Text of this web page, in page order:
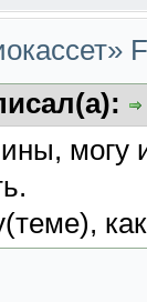
могу